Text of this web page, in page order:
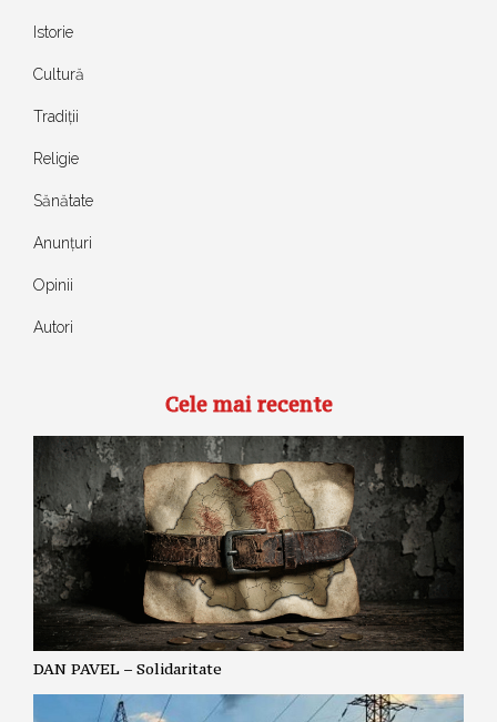
Istorie
Cultură
Tradiții
Religie
Sănătate
Anunțuri
Opinii
Autori
Cele mai recente
DAN PAVEL – Solidaritate